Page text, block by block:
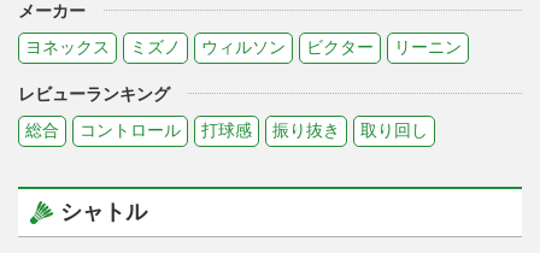
メーカー
ヨネックス
ミズノ ウィルソン ビクター リーニン
レビューランキング
総合
コントロール 打球感 振り抜き 取り回し
シャトル